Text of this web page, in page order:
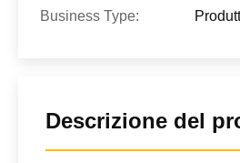
Business Type:
Descrizione del